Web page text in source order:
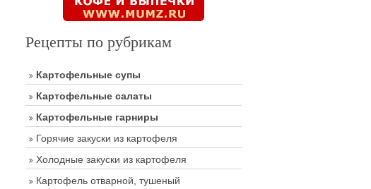
Рецепты по рубрикам
Картофельные супы
Картофельные салаты
Картофельные гарниры
Горячие закуски из картофеля
Холодные закуски из картофеля
Картофель отварной, тушеный